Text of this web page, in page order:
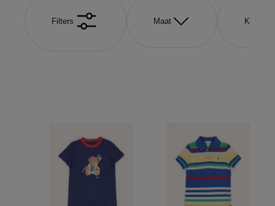
Filters Maat Kleur